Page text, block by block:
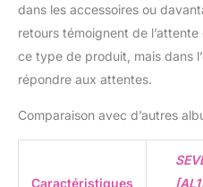
dans les accessoires ou
retours témoignent de
ce type de produit, mais dans
répondre aux attentes.
Comparaison avec d’autres
Caractéristiques